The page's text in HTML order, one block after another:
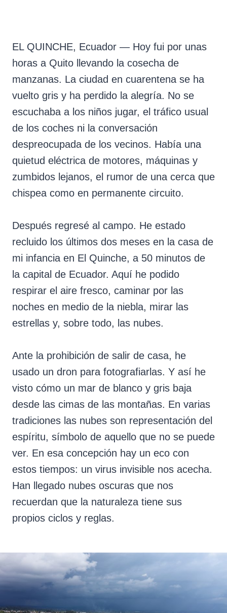
EL QUINCHE, Ecuador — Hoy fui por unas
horas a Quito llevando la cosecha de
manzanas. La ciudad en cuarentena se ha
vuelto gris y ha perdido la alegría. No se
escuchaba a los niños jugar, el tráfico usual
de los coches ni la conversación
despreocupada de los vecinos. Había una
quietud eléctrica de motores, máquinas y
zumbidos lejanos, el rumor de una cerca que
chispea como en permanente circuito.
Después regresé al campo. He estado
recluido los últimos dos meses en la casa de
mi infancia en El Quinche, a 50 minutos de
la capital de Ecuador. Aquí he podido
respirar el aire fresco, caminar por las
noches en medio de la niebla, mirar las
estrellas y, sobre todo, las nubes.
Ante la prohibición de salir de casa, he
usado un dron para fotografiarlas. Y así he
visto cómo un mar de blanco y gris baja
desde las cimas de las montañas. En varias
tradiciones las nubes son representación del
espíritu, símbolo de aquello que no se puede
ver. En esa concepción hay un eco con
estos tiempos: un virus invisible nos acecha.
Han llegado nubes oscuras que nos
recuerdan que la naturaleza tiene sus
propios ciclos y reglas.